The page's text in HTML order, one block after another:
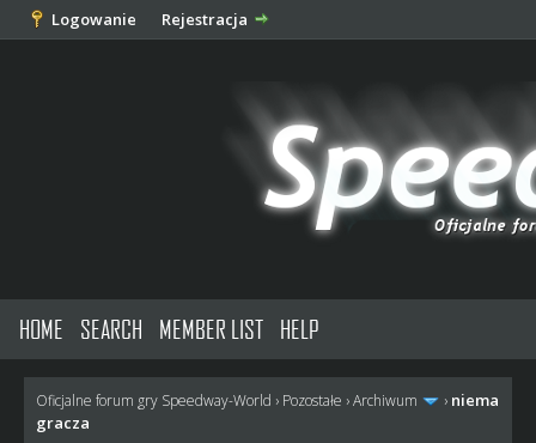
Logowanie Rejestracja
HOME SEARCH MEMBER LIST HELP
Oficjalne forum gry Speedway-World › Pozostałe ›Archiwum › niema
gracza